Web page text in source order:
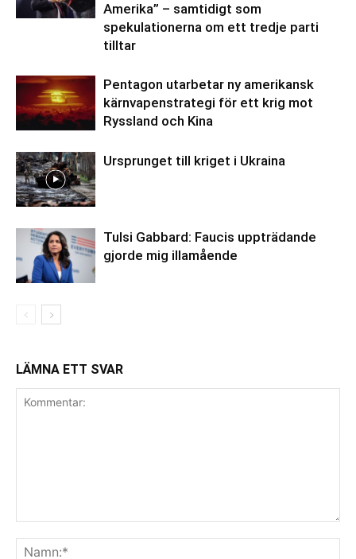
Amerika” – samtidigt som
spekulationerna om ett tredje parti
tilltar
Pentagon utarbetar ny amerikansk
kärnvapenstrategi för ett krig mot
Ryssland och Kina
Ursprunget till kriget i Ukraina
Tulsi Gabbard: Faucis uppträdande
gjorde mig illamående
LÄMNA ETT SVAR